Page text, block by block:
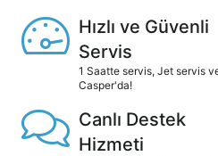
Hızlı ve Güvenli
Servis
1 Saatte servis, Jet servis
Casper'da!
Canlı Destek
Hizmeti